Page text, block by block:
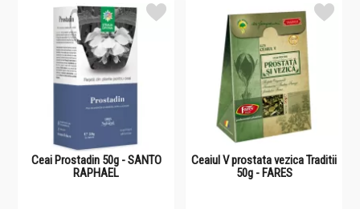
Ceai Prostadin 50g - SANTO
RAPHAEL
Ceaiul V prostata vezica Traditii
50g - FARES